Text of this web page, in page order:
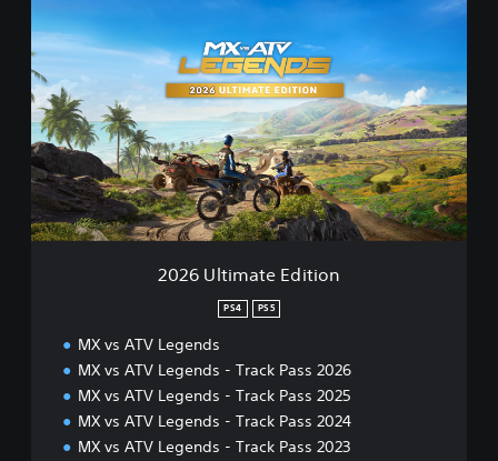
0
2
6
U
t
i
m
a
t
e
2026 Ultimate Edition
PS4 PS5
MX vs ATV Legends
MX vs ATV Legends - Track Pass 2026
MX vs ATV Legends - Track Pass 2025
MX vs ATV Legends - Track Pass 2024
MX vs ATV Legends - Track Pass 2023